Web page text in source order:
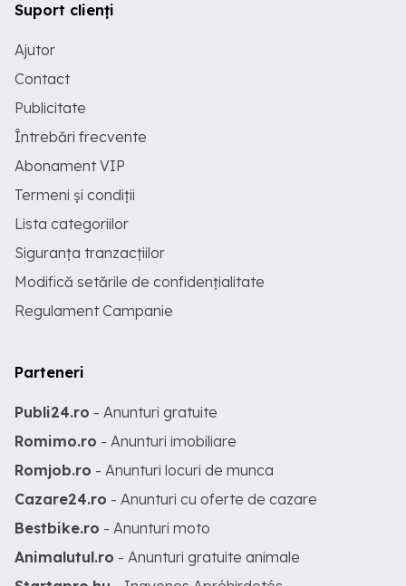
Suport clienți
Ajutor
Contact
Publicitate
Întrebări frecvente
Abonament VIP
Termeni și condiții
Lista categoriilor
Siguranța tranzacțiilor
Modifică setările de confidențialitate
Regulament Campanie
Parteneri
Publi24.ro - Anunturi gratuite
Romimo.ro - Anunturi imobiliare
Romjob.ro - Anunturi locuri de munca
Cazare24.ro - Anunturi cu oferte de cazare
Bestbike.ro - Anunturi moto
Animalutul.ro - Anunturi gratuite animale